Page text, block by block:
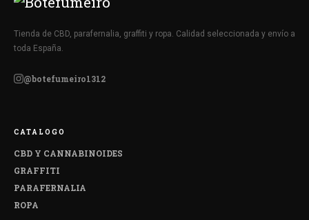
Tienda de CBD, parafernalia, graffiti y ropa. Calidad seleccionada y envío a
toda España.
@botefumeiro1312
CATALOGO
CBD Y CANNABINOIDES
GRAFFITI
PARAFERNALIA
ROPA